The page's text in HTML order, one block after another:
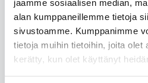
jaamme sosiaalisen median,
alan kumppaneillemme tietoja
sivustoamme. Kumppanimme
tietoja muihin tietoihin, joita olet
kerätty, kun olet käyttänyt
Miten voin
kurssille